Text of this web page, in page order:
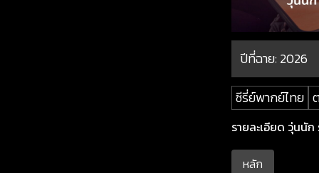
ปีที่ฉาย:2026
ซีรี่ย์พากย์ไทย
รายละเอียด วุ่นนั
หลัก